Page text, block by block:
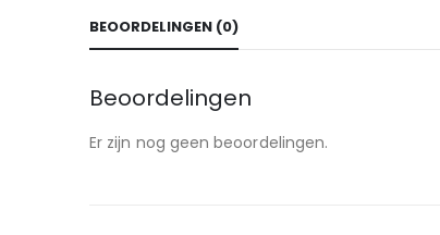
BEOORDELINGEN (0)
Beoordelingen
Er zijn nog geen beoordelingen.